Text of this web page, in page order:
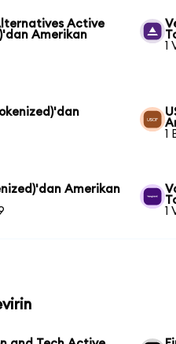
Active
Amerikan
1
1
Amerikan
1